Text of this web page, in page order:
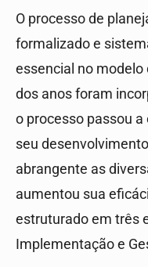
O processo de
formalizado e
essencial no modelo
dos anos foram
o processo passou
seu
abrangente as
aumentou sua
estruturado em três
Implementação e